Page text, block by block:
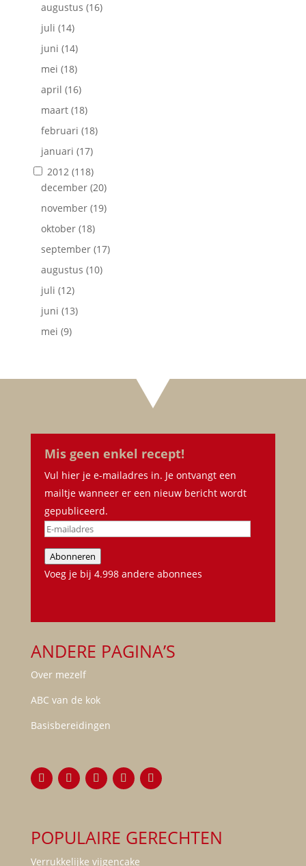
augustus (16)
juli (14)
juni (14)
mei (18)
april (16)
maart(18)
februari (18)
januari (17)
2012(118)
december(20)
november(19)
oktober(18)
september(17)
augustus (10)
juli (12)
juni (13)
mei (9)
Mis geen enkel recept!
Vul hier je e-mailadres in. Je ontvangt een
mailtje wanneer er een nieuw bericht wordt
gepubliceerd.
E-
mailadres
Abonneren
Voeg je bij 4.998 andere abonnees
ANDERE PAGINA’S
Over mezelf
ABC van de kok
Basisbereidingen
POPULAIRE GERECHTEN
Verrukkelijke vijgencake